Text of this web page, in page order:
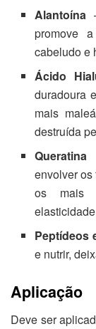
Alantoína
promove
cabeludo e
Ácido
duradoura
mais
destruída
Queratina
envolver
os mais
Peptídeos
e nutrir,
Aplicação
Deve ser